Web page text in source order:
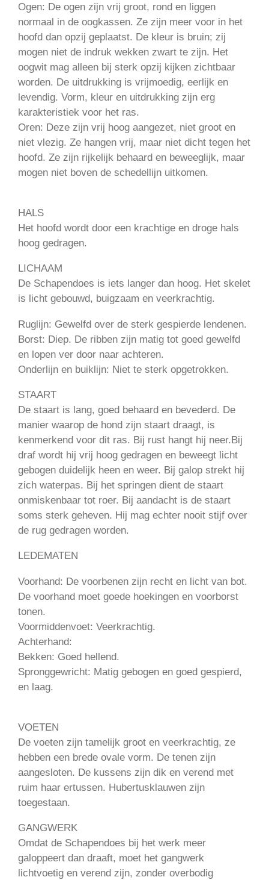
Ogen: De ogen zijn vrij groot, rond en liggen
normaal in de oogkassen. Ze zijn meer voor in het
hoofd dan opzij geplaatst. De kleur is bruin; zij
mogen niet de indruk wekken zwart te zijn. Het
oogwit mag alleen bij sterk opzij kijken zichtbaar
worden. De uitdrukking is vrijmoedig, eerlijk en
levendig. Vorm, kleur en uitdrukking zijn erg
karakteristiek voor het ras.
Oren: Deze zijn vrij hoog aangezet, niet groot en
niet vlezig. Ze hangen vrij, maar niet dicht tegen het
hoofd. Ze zijn rijkelijk behaard en beweeglijk, maar
mogen niet boven de schedellijn uitkomen.
HALS
Het hoofd wordt door een krachtige en droge hals
hoog gedragen.
LICHAAM
De Schapendoes is iets langer dan hoog. Het skelet
is licht gebouwd, buigzaam en veerkrachtig.
Ruglijn: Gewelfd over de sterk gespierde lendenen.
Borst: Diep. De ribben zijn matig tot goed gewelfd
en lopen ver door naar achteren.
Onderlijn en buiklijn: Niet te sterk opgetrokken.
STAART
De staart is lang, goed behaard en bevederd. De
manier waarop de hond zijn staart draagt, is
kenmerkend voor dit ras. Bij rust hangt hij neer.Bij
draf wordt hij vrij hoog gedragen en beweegt licht
gebogen duidelijk heen en weer. Bij galop strekt hij
zich waterpas. Bij het springen dient de staart
onmiskenbaar tot roer. Bij aandacht is de staart
soms sterk geheven. Hij mag echter nooit stijf over
de rug gedragen worden.
LEDEMATEN
Voorhand: De voorbenen zijn recht en licht van bot.
De voorhand moet goede hoekingen en voorborst
tonen.
Voormiddenvoet: Veerkrachtig.
Achterhand:
Bekken: Goed hellend.
Spronggewricht: Matig gebogen en goed gespierd,
en laag.
VOETEN
De voeten zijn tamelijk groot en veerkrachtig, ze
hebben een brede ovale vorm. De tenen zijn
aangesloten. De kussens zijn dik en verend met
ruim haar ertussen. Hubertusklauwen zijn
toegestaan.
GANGWERK
Omdat de Schapendoes bij het werk meer
galoppeert dan draaft, moet het gangwerk
lichtvoetig en verend zijn, zonder overbodig